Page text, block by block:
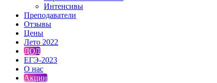
Интенсивы
Преподаватели
Отзывы
Цены
Лето 2022
ДОД
ЕГЭ-2023
О нас
Акции